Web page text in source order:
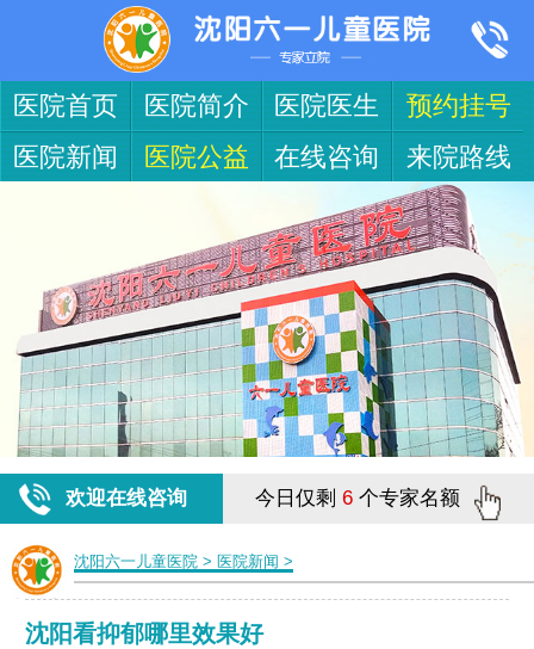
医院首页 医院简介 医院医生
预约挂号
医院新闻
医院公益 在线咨询 来院路线
欢迎在线咨询 今日仅剩 6 个专家名额
沈阳六一儿童医院> 医院新闻 >
沈阳看抑郁哪里效果好